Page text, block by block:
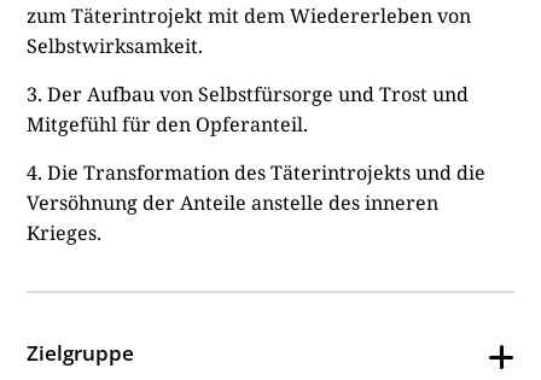
zum Täterintrojekt mit dem Wiedererleben von
Selbstwirksamkeit.
3. Der Aufbau von Selbstfürsorge und Trost und
Mitgefühl für den Opferanteil.
4. Die Transformation des Täterintrojekts und die
Versöhnung der Anteile anstelle des inneren
Krieges.
Zielgruppe